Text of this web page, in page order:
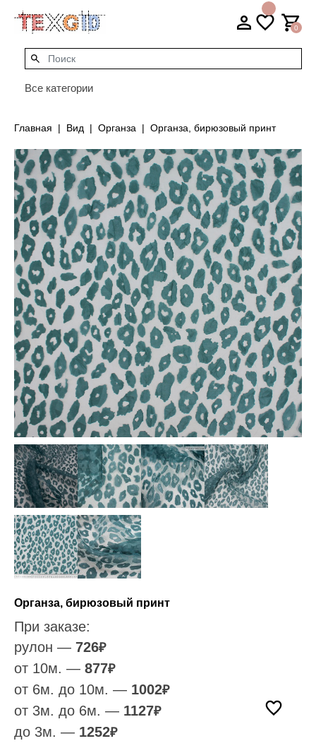
0
Все категории
Главная Вид Органза Органза, бирюзовый принт
Органза, бирюзовый принт
При заказе:
рулон — 726₽
от 10м. — 877₽
от 6м. до 10м. — 1002₽
от 3м. до 6м. — 1127₽
до 3м. — 1252₽